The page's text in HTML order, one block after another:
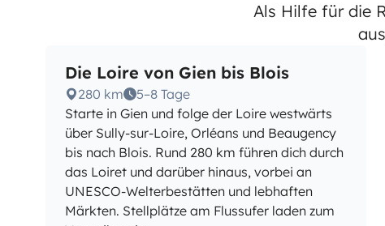
Als Hilfe für die
Die Loire von Gien bis Blois
280 km
5–8 Tage
Starte in Gien und folge der Loire westwärts
über Sully-sur-Loire, Orléans und Beaugency
bis nach Blois. Rund 280 km führen dich durch
das Loiret und darüber hinaus, vorbei an
UNESCO-Welterbestätten und lebhaften
Märkten. Stellplätze am Flussufer laden zum